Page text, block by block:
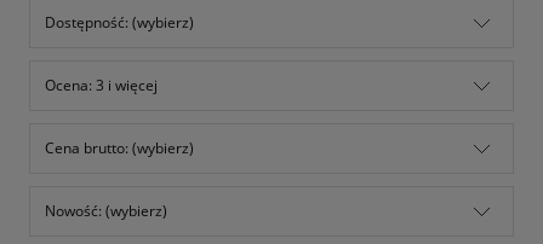
Dostępność: (wybierz)
Ocena: 3 i więcej
Cena brutto: (wybierz)
Nowość: (wybierz)